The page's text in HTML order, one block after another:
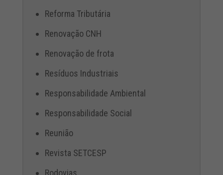
Reforma Tributária
Renovação CNH
Renovação de frota
Resíduos Industriais
Responsabilidade Ambiental
Responsabilidade Social
Reunião
Revista SETCESP
Rodovias